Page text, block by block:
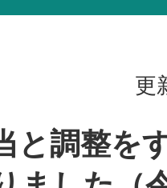
更
と調整を